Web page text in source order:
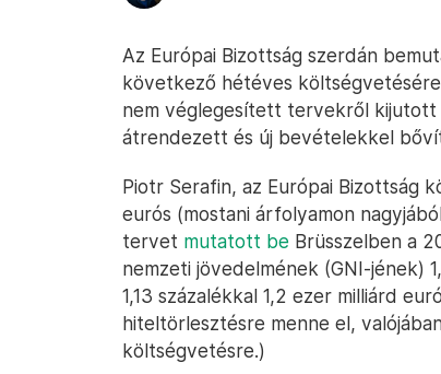
Az Európai Bizottság szerdán
következő hétéves
nem véglegesített tervekről kijutott
átrendezett és új bevételekkel
Piotr Serafin, az Európai Bizottság
eurós (mostani árfolyamon
tervet mutatott be Brüsszelben a
nemzeti jövedelmének (GNI-jének)
1,13 százalékkal 1,2 ezer milliárd
hiteltörlesztésre menne el,
költségvetésre.)